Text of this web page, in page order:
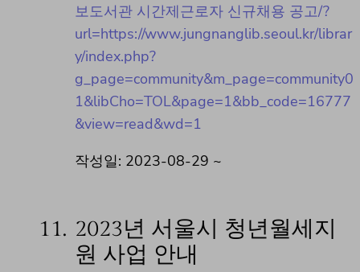
보도서관 시간제근로자 신규채용 공고/?
url=https://www.jungnanglib.seoul.kr/librar
y/index.php?
g_page=community&m_page=community0
1&libCho=TOL&page=1&bb_code=16777
&view=read&wd=1
작성일: 2023-08-29 ~
11. 2023년 서울시 청년월세지
원 사업 안내